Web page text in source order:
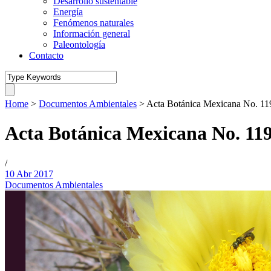
Energía
Fenómenos naturales
Información general
Paleontología
Contacto
Home > Documentos Ambientales > Acta Botánica Mexicana No.
Acta Botánica Mexicana No.
/
10 Abr 2017
Documentos Ambientales